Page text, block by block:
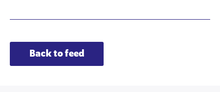
Back to feed